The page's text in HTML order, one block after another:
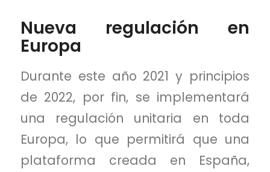
Nueva regulación en
Europa
Durante este año 2021 y principios
de 2022, por fin, se implementará
una regulación unitaria en toda
Europa, lo que permitirá que una
plataforma creada en España,